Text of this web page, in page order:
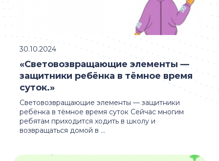
Световозвращающие элементы — защитники
ребёнка в тёмное время суток Сейчас многим
ребятам приходится ходить в школу и
возвращаться домой в ...
«Световозвращающие элементы —
защитники ребёнка в тёмное время
суток.»
30.10.2024